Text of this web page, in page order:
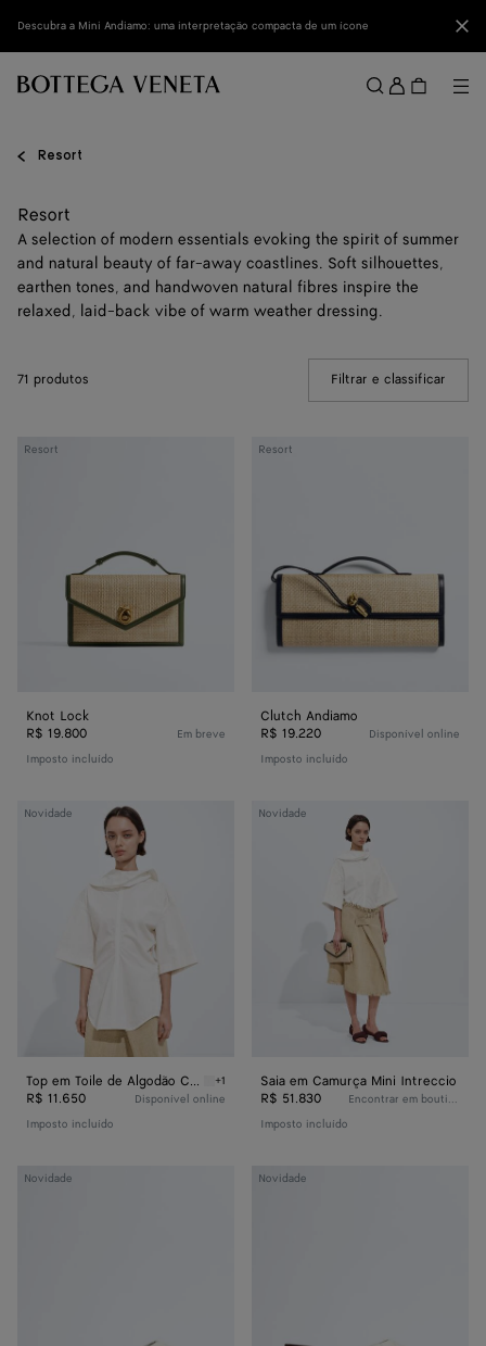
Descubra a Mini Andiamo: uma interpretação compacta de um ícone
Entrar
Resort
Resort
A selection of modern essentials evoking the spirit of summer
and natural beauty of far-away coastlines. Soft silhouettes,
earthen tones, and handwoven natural fibres inspire the
relaxed, laid-back vibe of warm weather dressing.
71 produtos Filtrar e classificar
Resort
Knot
Knot Lock
R$ 19.800
Imposto incluído
Em breve
Resort
Clutch
Clutch Andiamo
R$ 19.220
Imposto incluído
Disponível online
Novidade
Top
Top em Toile de Algodão Compacto Chalk Top em Toile de Algodão Compacto
+1
R$ 11.650
Imposto incluído
Disponível online
Novidade
Saia
Saia em Camurça Mini Intreccio
R$ 51.830
Imposto incluído
Encontrar em boutique
Novidade
Sandália
Novidade
Sandália